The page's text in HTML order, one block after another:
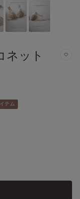
ネット
テム